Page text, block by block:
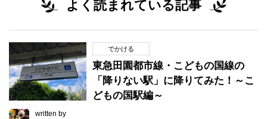
よく読まれている記事
でかける
東急田園都市線・こどもの国線の
「降りない駅」に降りてみた！～こ
どもの国駅編～
written by